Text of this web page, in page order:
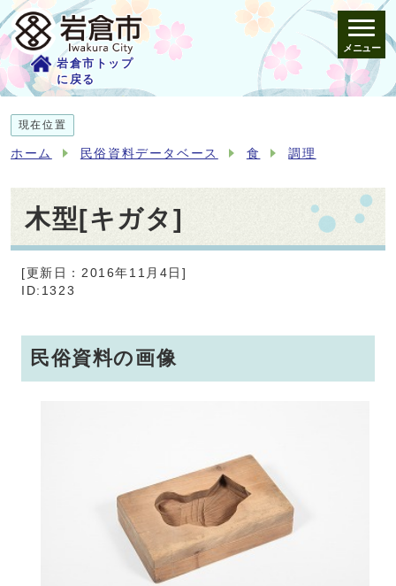
岩倉市トップ
に戻る
メニュー
現在位置
ホーム 民俗資料データベース 食 調理
木型[キガタ]
[更新日：2016年11月4日]
ID:1323
民俗資料の画像